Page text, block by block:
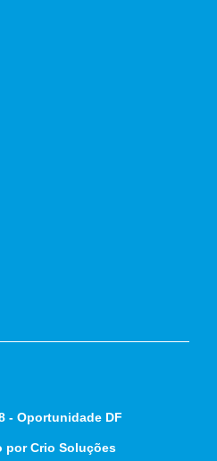
- Oportunidade DF
por Crio Soluções